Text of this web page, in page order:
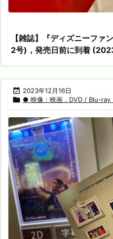
【雑誌】『ディズニーフ
2号)，発売日前に到着
 2023年12月16日
 ● 映像：映画，DVD / Blu-ray